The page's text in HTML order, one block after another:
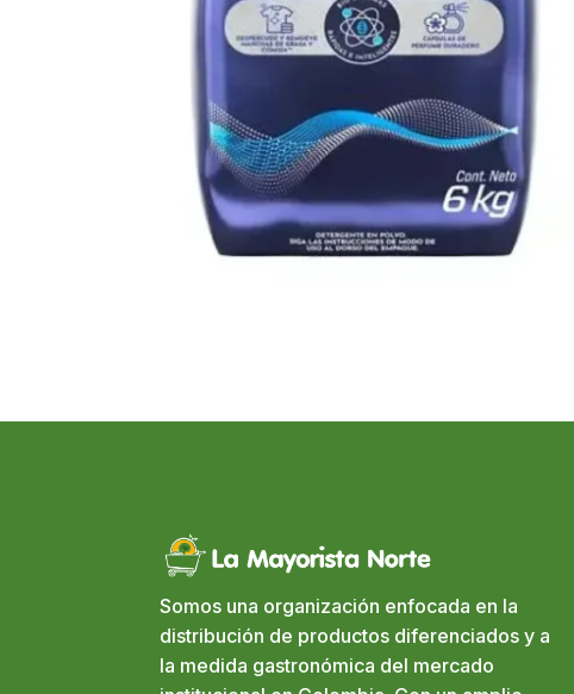
Somos una organización enfocada en la
distribución de productos diferenciados y a
la medida gastronómica del mercado